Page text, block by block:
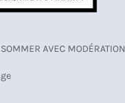
AVEC MODÉRATION